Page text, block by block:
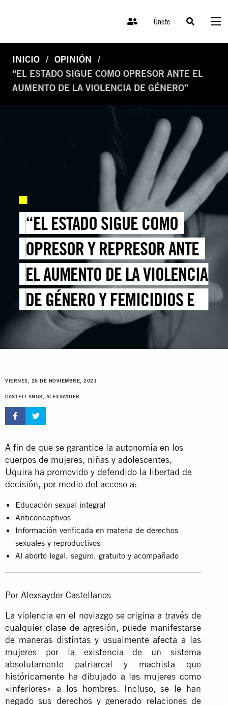
Únete
INICIO
OPINIÓN
“EL ESTADO SIGUE COMO OPRESOR ANTE EL
AUMENTO DE LA VIOLENCIA DE GÉNERO”
“EL ESTADO SIGUE COMO
OPRESOR Y REPRESOR ANTE
EL AUMENTO DE LA VIOLENCIA
DE GÉNERO Y FEMICIDIOS EN
VENEZUELA”
VIERNES, 26 DE NOVIEMBRE, 2021
CASTELLANOS, ALEXSAYDER
A fin de que se garantice la autonomía en los
cuerpos de mujeres, niñas y adolescentes,
Uquira ha promovido y defendido la libertad de
decisión, por medio del acceso a:
Educación sexual integral
Anticonceptivos
Información verificada en materia de derechos
sexuales y reproductivos
Al aborto legal, seguro, gratuito y acompañado
Por Alexsayder Castellanos
La violencia en el noviazgo se origina a través de
cualquier clase de agresión, puede manifestarse
de maneras distintas y usualmente afecta a las
mujeres por la existencia de un sistema
absolutamente patriarcal y machista que
históricamente ha dibujado a las mujeres como
«inferiores» a los hombres. Incluso, se le han
negado sus derechos y generado relaciones de